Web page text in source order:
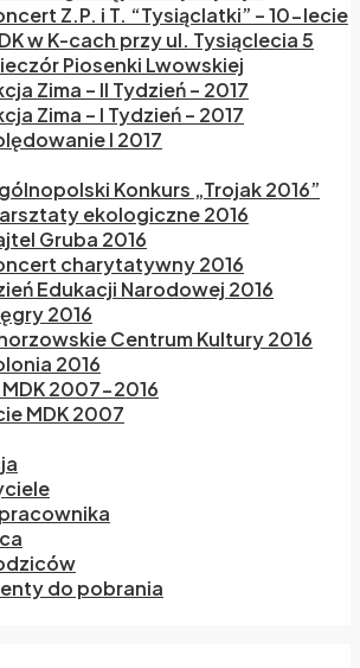
Z.P. i T. “Tysiąclatki” – 10-lecie
w K-cach przy ul. Tysiąclecia 5
Piosenki Lwowskiej
Zima – II Tydzień – 2017
Zima – I Tydzień – 2017
I 2017
Konkurs „Trojak 2016”
ekologiczne 2016
Gruba 2016
charytatywny 2016
Edukacji Narodowej 2016
2016
Centrum Kultury 2016
2016
2007-2016
MDK 2007
do pobrania